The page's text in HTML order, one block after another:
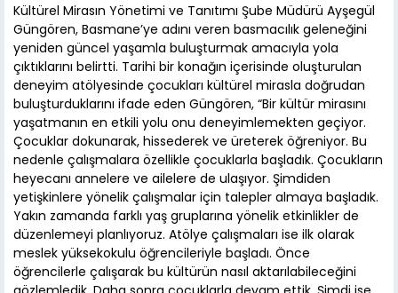
Kültürel Mirasın Yönetimi ve Tanıtımı Şube Müdürü Ayşegül
Güngören, Basmane’ye adını veren basmacılık geleneğini
yeniden güncel yaşamla buluşturmak amacıyla yola
çıktıklarını belirtti. Tarihi bir konağın içerisinde oluşturulan
deneyim atölyesinde çocukları kültürel mirasla doğrudan
buluşturduklarını ifade eden Güngören, “Bir kültür mirasını
yaşatmanın en etkili yolu onu deneyimlemekten geçiyor.
Çocuklar dokunarak, hissederek ve üreterek öğreniyor. Bu
nedenle çalışmalara özellikle çocuklarla başladık. Çocukların
heyecanı annelere ve ailelere de ulaşıyor. Şimdiden
yetişkinlere yönelik çalışmalar için talepler almaya başladık.
Yakın zamanda farklı yaş gruplarına yönelik etkinlikler de
düzenlemeyi planlıyoruz. Atölye çalışmaları ise ilk olarak
meslek yüksekokulu öğrencileriyle başladı. Önce
öğrencilerle çalışarak bu kültürün nasıl aktarılabileceğini